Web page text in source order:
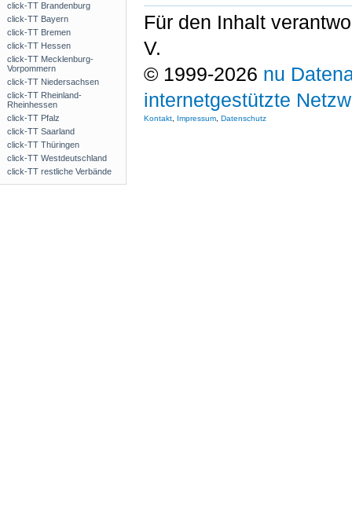
click-TT Brandenburg
click-TT Bayern
click-TT Bremen
click-TT Hessen
click-TT Mecklenburg-
Vorpommern
click-TT Niedersachsen
click-TT Rheinland-
Rheinhessen
click-TT Pfalz
click-TT Saarland
click-TT Thüringen
click-TT Westdeutschland
click-TT restliche Verbände
Für den Inhalt
V.
© 1999-2026 nu
internetgestützte
Kontakt Impressum Datenschutz